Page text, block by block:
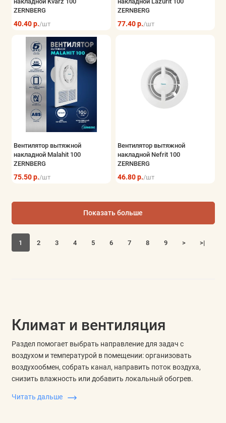
ZERNBERG
40.40 р./шт
ZERNBERG
77.40 р./шт
Вентилятор вытяжной
накладной Malahit 100
ZERNBERG
75.50 р./шт
Вентилятор вытяжной
накладной Nefrit 100
ZERNBERG
46.80 р./шт
1 2 3 4 5 6 7 8 9 > >|
Показать больше
Климат и вентиляция
Раздел помогает выбрать направление для задач с
воздухом и температурой в помещении: организовать
воздухообмен, собрать канал, направить поток воздуха,
снизить влажность или добавить локальный обогрев.
более узкий подраздел.
Читать дальше